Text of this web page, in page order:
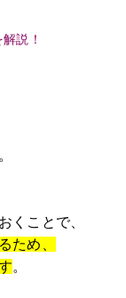
説！
くことで、
ため、
。